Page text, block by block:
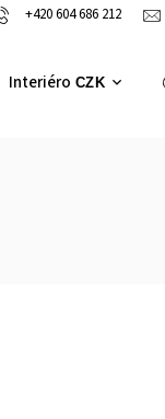
+420 604 686 212
CZK
Interiérové doplňky